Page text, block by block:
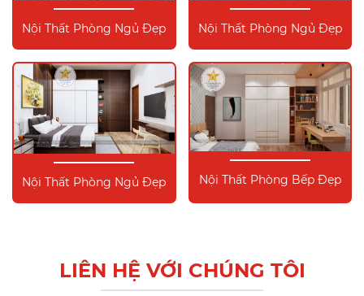
Nội Thất Phòng Ngủ Đẹp Nội Thất Phòng Ngủ Đẹp
Nội Thất Phòng Ngủ Đẹp Nội Thất Phòng Bếp Đẹp
LIÊN HỆ VỚI CHÚNG TÔI